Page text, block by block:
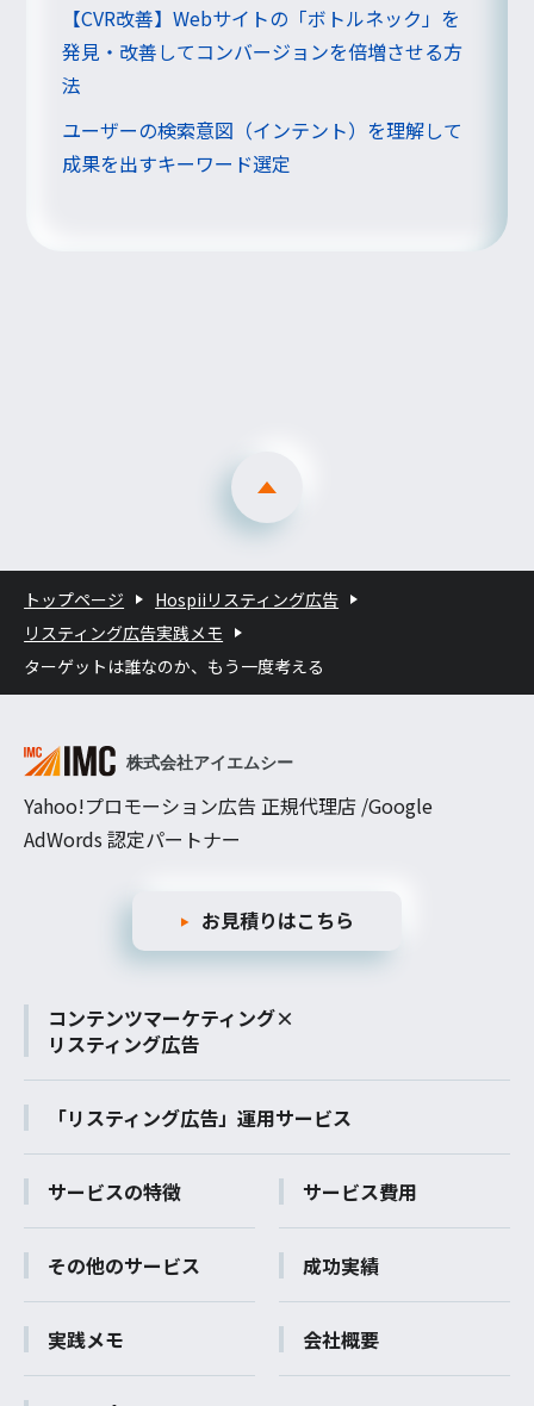
【CVR改善】Webサイトの「ボトルネック」を
発見・改善してコンバージョンを倍増させる方
法
ユーザーの検索意図（インテント）を理解して
成果を出すキーワード選定
トップページ
Hospiiリスティング広告
リスティング広告実践メモ
ターゲットは誰なのか、もう一度考える
Yahoo!プロモーション広告 正規代理店 /Google
AdWords 認定パートナー
お見積りはこちら
コンテンツマーケティング×
リスティング広告
「リスティング広告」運用サービス
サービスの特徴 サービス費用
その他のサービス 成功実績
実践メモ 会社概要